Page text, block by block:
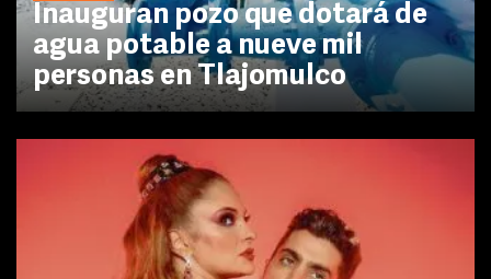
Inauguran pozo que dotará de
agua potable a nueve mil
personas en Tlajomulco